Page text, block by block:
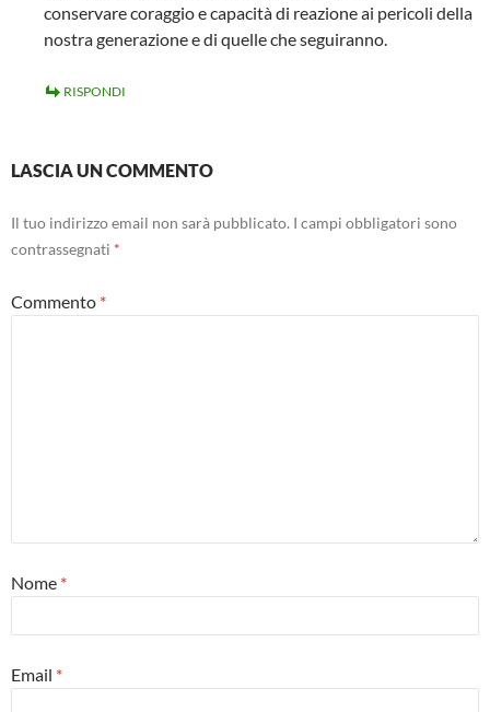
conservare coraggio e capacità di reazione ai pericoli della
nostra generazione e di quelle che seguiranno.
RISPONDI
LASCIA UN COMMENTO
Il tuo indirizzo email non sarà pubblicato. I campi obbligatori sono
contrassegnati *
Commento *
Nome *
Email *